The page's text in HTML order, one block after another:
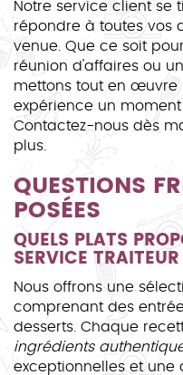
Notre service client se
répondre à toutes vos
venue. Que ce soit
réunion d'affaires ou
mettons tout en œuvre
expérience un
Contactez-nous dès
plus.
QUESTIONS
POSÉES
QUELS PLATS
SERVICE
Nous offrons une
comprenant des
desserts. Chaque
ingrédients
exceptionnelles et une